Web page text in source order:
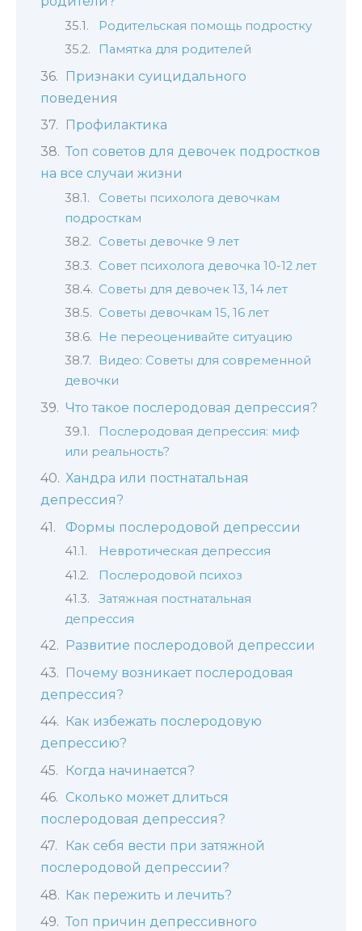
Родительская помощь подростку
Памятка для родителей
Признаки суицидального
поведения
Профилактика
Топ советов для девочек подростков
на все случаи жизни
Советы психолога девочкам
подросткам
Советы девочке 9 лет
Совет психолога девочка 10-12 лет
Советы для девочек 13, 14 лет
Советы девочкам 15, 16 лет
Не переоценивайте ситуацию
Видео: Советы для современной
девочки
Что такое послеродовая депрессия?
Послеродовая депрессия: миф
или реальность?
Хандра или постнатальная
депрессия?
Формы послеродовой депрессии
Невротическая депрессия
Послеродовой психоз
Затяжная постнатальная
депрессия
Развитие послеродовой депрессии
Почему возникает послеродовая
депрессия?
Как избежать послеродовую
депрессию?
Когда начинается?
Сколько может длиться
послеродовая депрессия?
Как себя вести при затяжной
послеродовой депрессии?
Как пережить и лечить?
Топ причин депрессивного